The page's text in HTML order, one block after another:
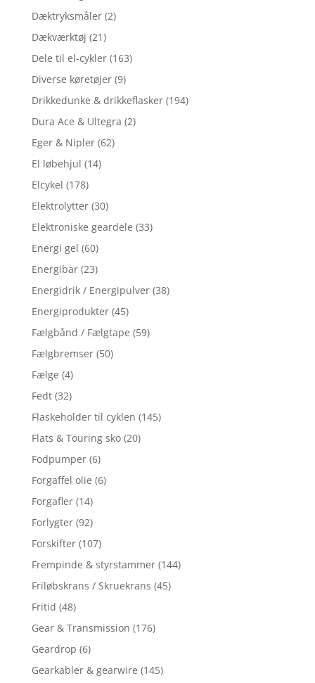
Dæktryksmåler (2)
Dækværktøj (21)
Dele til el-cykler (163)
Diverse køretøjer (9)
Drikkedunke & drikkeflasker (194)
Dura Ace & Ultegra (2)
Eger & Nipler (62)
El løbehjul (14)
Elcykel (178)
Elektrolytter (30)
Elektroniske geardele (33)
Energi gel (60)
Energibar (23)
Energidrik / Energipulver (38)
Energiprodukter (45)
Fælgbånd / Fælgtape (59)
Fælgbremser (50)
Fælge (4)
Fedt (32)
Flaskeholder til cyklen (145)
Flats & Touring sko (20)
Fodpumper (6)
Forgaffel olie (6)
Forgafler (14)
Forlygter (92)
Forskifter (107)
Frempinde & styrstammer (144)
Friløbskrans / Skruekrans (45)
Fritid (48)
Gear & Transmission (176)
Geardrop (6)
Gearkabler & gearwire (145)